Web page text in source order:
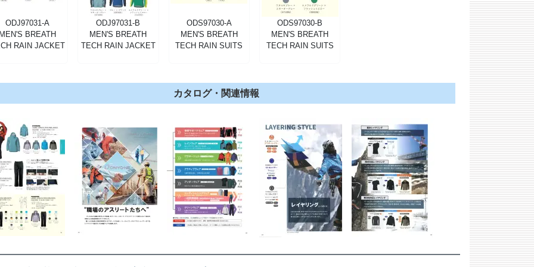
ODJ97031-A
BREATH
RAIN JACKET
ODJ97031-B
MEN'S BREATH
TECH RAIN JACKET
ODS97030-A
MEN'S BREATH
TECH RAIN SUITS
ODS97030-B
MEN'S BREATH
TECH RAIN SUITS
カタログ・関連情報